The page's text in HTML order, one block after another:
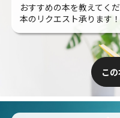
おすすめの本を教えてくだ
本のリクエスト承ります！
こ